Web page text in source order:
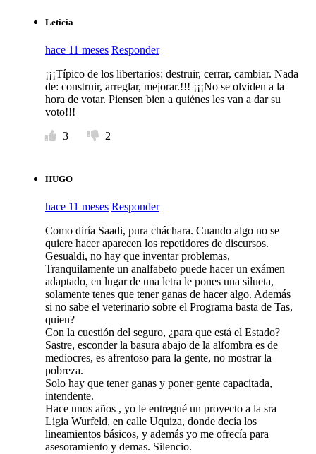
Leticia
hace 11 meses Responder
¡¡¡Típico de los libertarios: destruir, cerrar, cambiar. Nada
de: construir, arreglar, mejorar.!!! ¡¡¡No se olviden a la
hora de votar. Piensen bien a quiénes les van a dar su
voto!!!
3
2
HUGO
hace 11 meses Responder
Como diría Saadi, pura cháchara. Cuando algo no se
quiere hacer aparecen los repetidores de discursos.
Gesualdi, no hay que inventar problemas,
Tranquilamente un analfabeto puede hacer un exámen
adaptado, en lugar de una letra le pones una silueta,
solamente tenes que tener ganas de hacer algo. Además
si no sabe el veterinario sobre el Programa basta de Tas,
quien?
Con la cuestión del seguro, ¿para que está el Estado?
Sastre, esconder la basura abajo de la alfombra es de
mediocres, es afrentoso para la gente, no mostrar la
pobreza.
Solo hay que tener ganas y poner gente capacitada,
intendente.
Hace unos años , yo le entregué un proyecto a la sra
Ligia Wurfeld, en calle Uquiza, donde decía los
lineamientos básicos, y además yo me ofrecía para
asesoramiento y demas. Silencio.